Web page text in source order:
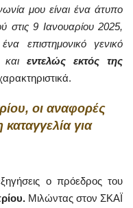
μου είναι ένα άτυπο
στις 9 Ιανουαρίου 2025,
επιστημονικό γενικό
και εντελώς εκτός της
οι αναφορές
για
ο πρόεδρος του
Μιλώντας στον ΣΚΑΪ